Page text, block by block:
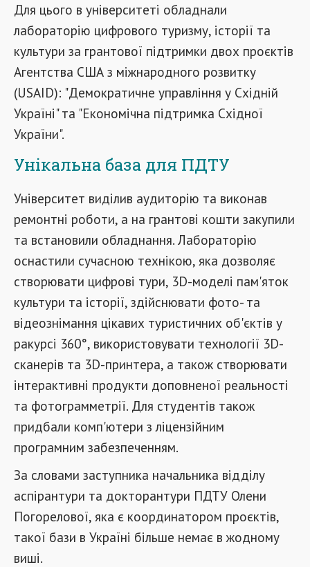
Для цього в університеті обладнали
лабораторію цифрового туризму, історії та
культури за грантової підтримки двох проєктів
Агентства США з міжнародного розвитку
(USAID): "Демократичне управління у Східній
Україні" та "Економічна підтримка Східної
України".
Унікальна база для ПДТУ
Університет виділив аудиторію та виконав
ремонтні роботи, а на грантові кошти закупили
та встановили обладнання. Лабораторію
оснастили сучасною технікою, яка дозволяє
створювати цифрові тури, 3D-моделі пам'яток
культури та історії, здійснювати фото- та
відеознімання цікавих туристичних об'єктів у
ракурсі 360°, використовувати технології 3D-
сканерів та 3D-принтера, а також створювати
інтерактивні продукти доповненої реальності
та фотограмметрії. Для студентів також
придбали комп'ютери з ліцензійним
програмним забезпеченням.
За словами заступника начальника відділу
аспірантури та докторантури ПДТУ Олени
Погорелової, яка є координатором проєктів,
такої бази в Україні більше немає в жодному
виші.